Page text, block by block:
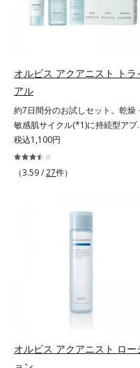
オルビス アクアニスト トラ
アル
約7日間分のお試しセット。乾燥・
敏感肌サイクル(*1)に持続型アプ
ーチ。敏感肌用保湿スキンケア
(*2)。うるおいを逃し、刺激を受け
やすい角層の“乾燥敏感スランプ
望の敏感肌用保湿スキンケアライ
「オルビス アクアニスト」。乾燥
敏感スランプの原因にアプローチ
る持続型トリプルアミノ酸(*4)を配
どまってうるおいを蓄えてくれま
す。刺激を受けやすくなった角層
指します。無油分・無着色・無香
税込1,100円
（3.59 /27件）
オルビス アクアニスト ロー